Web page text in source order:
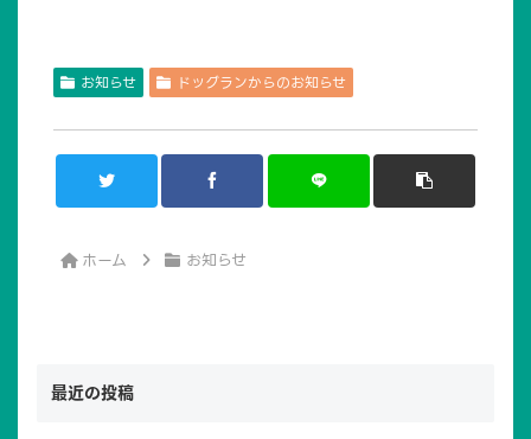
お知らせ ドッグランからのお知らせ
ホーム お知らせ
最近の投稿